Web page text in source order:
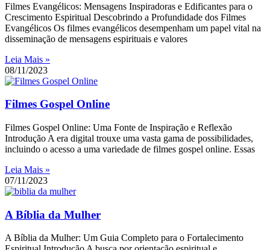
Filmes Evangélicos: Mensagens Inspiradoras e Edificantes para o
Crescimento Espiritual Descobrindo a Profundidade dos Filmes
Evangélicos Os filmes evangélicos desempenham um papel vital na
disseminação de mensagens espirituais e valores
Leia Mais »
08/11/2023
Filmes Gospel Online
Filmes Gospel Online: Uma Fonte de Inspiração e Reflexão
Introdução A era digital trouxe uma vasta gama de possibilidades,
incluindo o acesso a uma variedade de filmes gospel online. Essas
Leia Mais »
07/11/2023
A Bíblia da Mulher
A Bíblia da Mulher: Um Guia Completo para o Fortalecimento